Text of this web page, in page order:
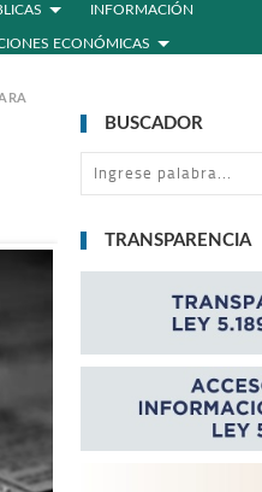
INFORMACIÓN
ECONÓMICAS
BUSCADOR
TRANSPARENCIA